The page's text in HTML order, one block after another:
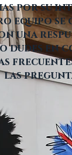
por su
equipo se
una
dudes en
las